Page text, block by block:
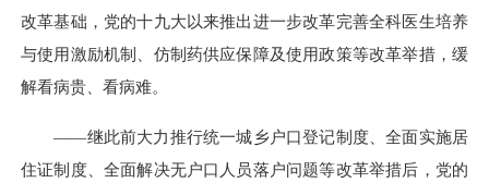
改革基础，党的十九大以来推出进一步改革完善全科医生培养
与使用激励机制、仿制药供应保障及使用政策等改革举措，缓
解看病贵、看病难。
——继此前大力推行统一城乡户口登记制度、全面实施居
住证制度、全面解决无户口人员落户问题等改革举措后，党的